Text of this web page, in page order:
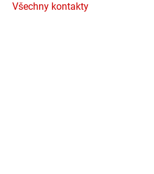
Všechny kontakty